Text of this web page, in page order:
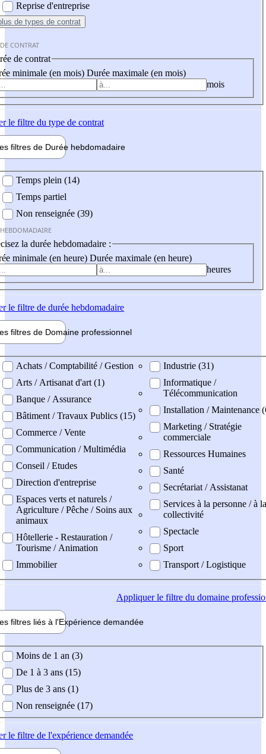
Reprise d'entreprise
de types de contrat
CONTRAT
de contrat
minimale (en mois) Durée maximale (en mois)
mois
le filtre du type de contrat
filtres de Durée hebdomadaire
Temps plein (14)
Temps partiel
Non renseignée (39)
la durée hebdomadaire :
minimale (en heure) Durée maximale (en heure)
heures
le filtre de durée hebdomadaire
filtres de Domaine professionnel
professionel
Achats / Comptabilité / Gestion
Arts / Artisanat d'art (1)
Banque / Assurance
Bâtiment / Travaux Publics (15)
Commerce / Vente
Communication / Multimédia
Conseil / Etudes
Direction d'entreprise
Espaces verts et naturels /
Agriculture / Pêche / Soins aux
animaux
Hôtellerie - Restauration /
Tourisme / Animation
Immobilier
Industrie (31)
Informatique /
Télécommunication
Installation / Maintenance
Marketing / Stratégie
commerciale
Ressources Humaines
Santé
Secrétariat / Assistanat
Services à la personne / à la
collectivité
Spectacle
Sport
Transport / Logistique
Appliquerle filtre du domaine
filtres liés à l'Expérience demandée
demandée
Moins de 1 an (3)
De 1 à 3 ans (15)
Plus de 3 ans (1)
Non renseignée (17)
le filtre de l'expérience demandée